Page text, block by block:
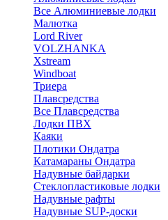
Все Алюминиевые лодки
Малютка
Lord River
VOLZHANKA
Xstream
Windboat
Триера
Плавсредства
Все Плавсредства
Лодки ПВХ
Каяки
Плотики Ондатра
Катамараны Ондатра
Надувные байдарки
Стеклопластиковые лодки
Надувные рафты
Надувные SUP-доски